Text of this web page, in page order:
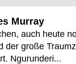
Murray
auch heute
der große
Ngurunderi...